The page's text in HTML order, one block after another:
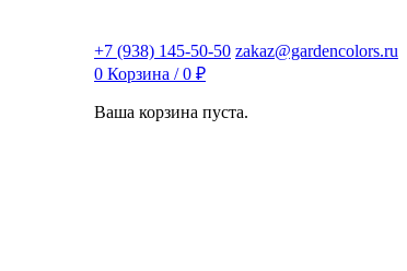
+7 (938) 145-50-50 zakaz@gardencolors.ru
0 Корзина /0 ₽
Ваша корзина пуста.